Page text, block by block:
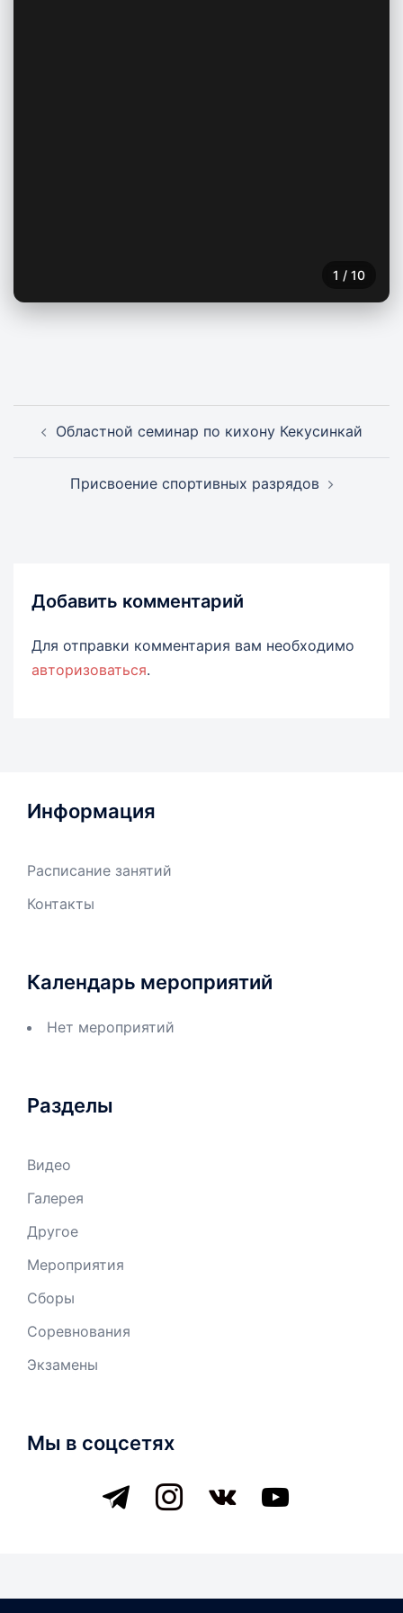
1 / 10
записиОбластной семинар по кихону Кекусинкай
Присвоение спортивных разрядов
Добавить комментарий
Для отправки комментария вам необходимо
авторизоваться.
Информация
Расписание занятий
Контакты
Календарь мероприятий
Нет мероприятий
Разделы
Видео
Галерея
Другое
Мероприятия
Сборы
Соревнования
Экзамены
Мы в соцсетях
telegram instagramvkontakteyoutube